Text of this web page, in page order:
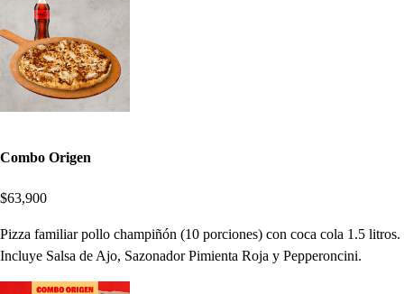
Combo Origen
$63,900
Pizza familiar pollo champiñón (10 porciones) con coca cola 1.5 litros.
Incluye Salsa de Ajo, Sazonador Pimienta Roja y Pepperoncini.